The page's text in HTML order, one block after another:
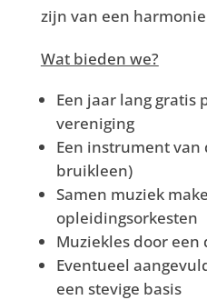
zijn van een
Wat bieden we?
Een jaar lang gratis
vereniging
Een instrument van
bruikleen)
Samen muziek
opleidingsorkesten
Muziekles door
Eventueel
een stevige basis